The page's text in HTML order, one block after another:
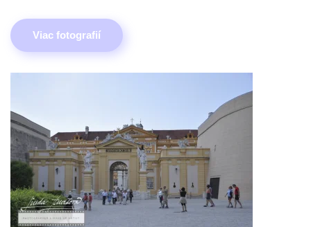
Viac fotografií